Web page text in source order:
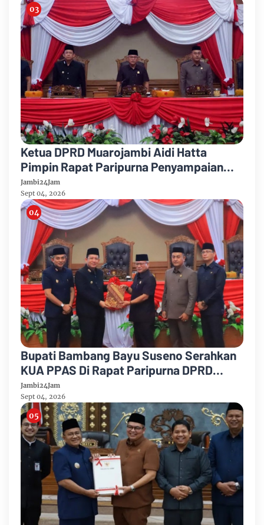
Ketua DPRD Muarojambi Aidi Hatta
Pimpin Rapat Paripurna Penyampaian
Rancangan Perubahan KUA-PPAS Tahun
Anggaran 2026
Jambi24Jam
Sept 04, 2026
Bupati Bambang Bayu Suseno Serahkan
KUA PPAS Di Rapat Paripurna DPRD
Muarojambi
Jambi24Jam
Sept 04, 2026